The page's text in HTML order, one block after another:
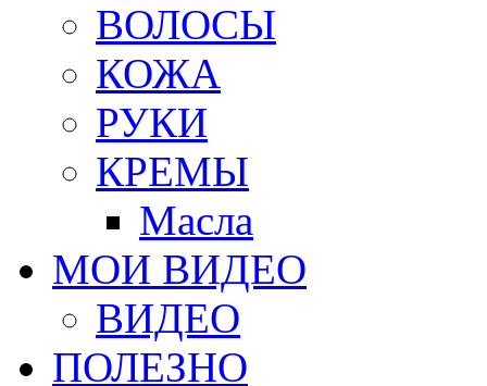
ВОЛОСЫ
КОЖА
РУКИ
КРЕМЫ
Масла
МОИ ВИДЕО
ВИДЕО
ПОЛЕЗНО